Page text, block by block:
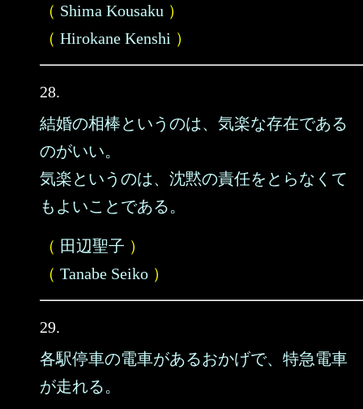
（ Shima Kousaku ）
（ Hirokane Kenshi ）
28.
結婚の相棒というのは、気楽な存在である
のがいい。
気楽というのは、沈黙の責任をとらなくて
もよいことである。
（ 田辺聖子 ）
（ Tanabe Seiko ）
29.
各駅停車の電車があるおかげで、特急電車
が走れる。